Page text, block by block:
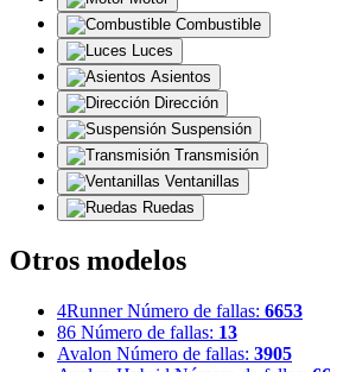
Combustible
Luces
Asientos
Dirección
Suspensión
Transmisión
Ventanillas
Ruedas
Otros modelos
4Runner Número de fallas: 6653
86 Número de fallas: 13
Avalon Número de fallas: 3905